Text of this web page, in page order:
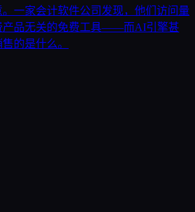
一家会计软件公司发现，他们访问量
产品无关的免费工具——而AI引擎甚
的是什么。